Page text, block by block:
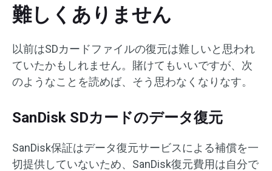
難しくありません
以前はSDカードファイルの復元は難しいと思われ
ていたかもしれません。賭けてもいいですが、次
のようなことを読めば、そう思わなくなりなす。
SanDisk SDカードのデータ復元
SanDisk保証はデータ復元サービスによる補償を一
切提供していないため、SanDisk復元費用は自分で